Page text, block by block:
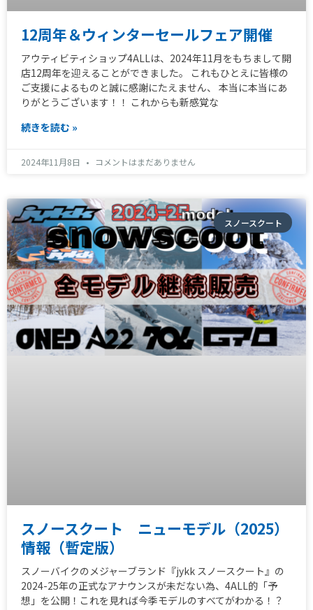
12周年＆ウィンターセールフェア開催
アウティビティショップ4ALLは、2024年11月をもちまして開
店12周年を迎えることができました。 これもひとえに皆様の
ご支援によるものと誠に感謝にたえません、 本当に本当にあ
りがとうございます！！ これからも新感覚な
続きを読む »
2024年11月8日 コメントはまだありません
スノースクート
スノースクート ニューモデル（2025）
情報（暫定版）
スノーバイクのメジャーブランド『jykk スノースクート』の
2024-25年の正式なアナウンスが未だない為、4ALL的「予
想」を公開！これを見れば今季モデルのすべてがわかる！？